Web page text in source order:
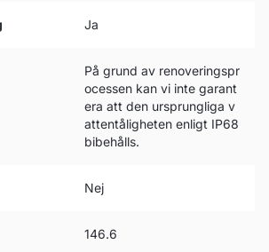
Ja
På grund av renoveringspr
ocessen kan vi inte garant
era att den ursprungliga v
attentåligheten enligt IP68
bibehålls.
Nej
146.6